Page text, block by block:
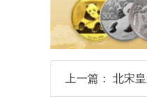
上一篇： 北宋